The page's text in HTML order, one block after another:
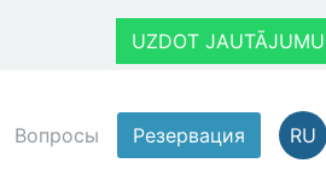
UZDOT JAUTĀJUMU
Вопросы Резервация RU